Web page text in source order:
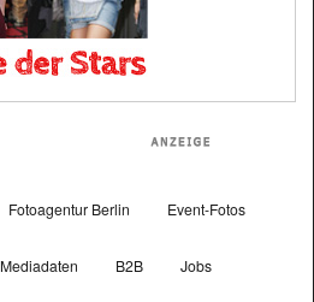
Fotoagentur Berlin Event-Fotos
Mediadaten B2B Jobs